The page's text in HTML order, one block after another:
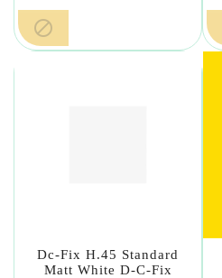

Dc-Fix H.45 Standard
Matt White D-C-Fix